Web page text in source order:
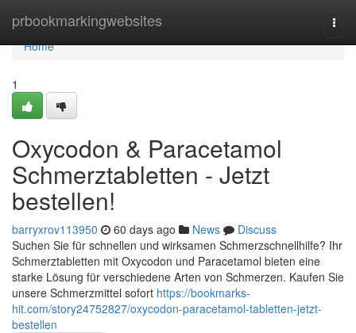
prbookmarkingwebsites
Home
Home
1
Oxycodon & Paracetamol
Schmerztabletten - Jetzt
bestellen!
barryxrov113950 60 days ago News
Discuss
Suchen Sie für schnellen und wirksamen Schmerzschnellhilfe? Ihr
Schmerztabletten mit Oxycodon und Paracetamol bieten eine
starke Lösung für verschiedene Arten von Schmerzen. Kaufen Sie
unsere Schmerzmittel sofort https://bookmarks-
hit.com/story24752827/oxycodon-paracetamol-tabletten-jetzt-
bestellen